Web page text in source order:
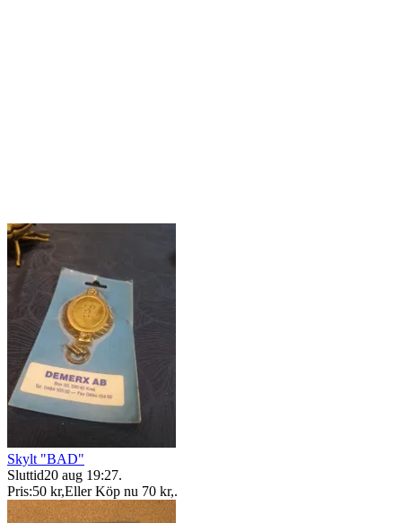
Skylt "BAD"
Sluttid20 aug 19:27.
Pris:50 kr,Eller Köp nu 70 kr,.